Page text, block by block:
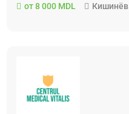
от 8 000 MDL Кишинёв